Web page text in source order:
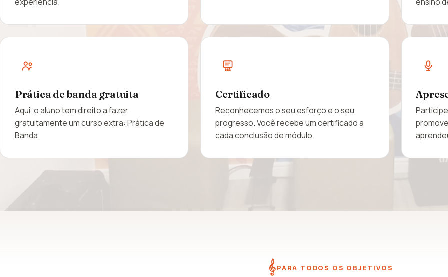
Prática de banda gratuita
Aqui, o aluno tem direito a fazer
gratuitamente um curso extra: Prática de
Banda.
Certificado
Reconhecemos o seu esforço e o seu
progresso. Você recebe um certificado a
cada conclusão de módulo.
𝄞PARA TODOS OS OBJETIVOS